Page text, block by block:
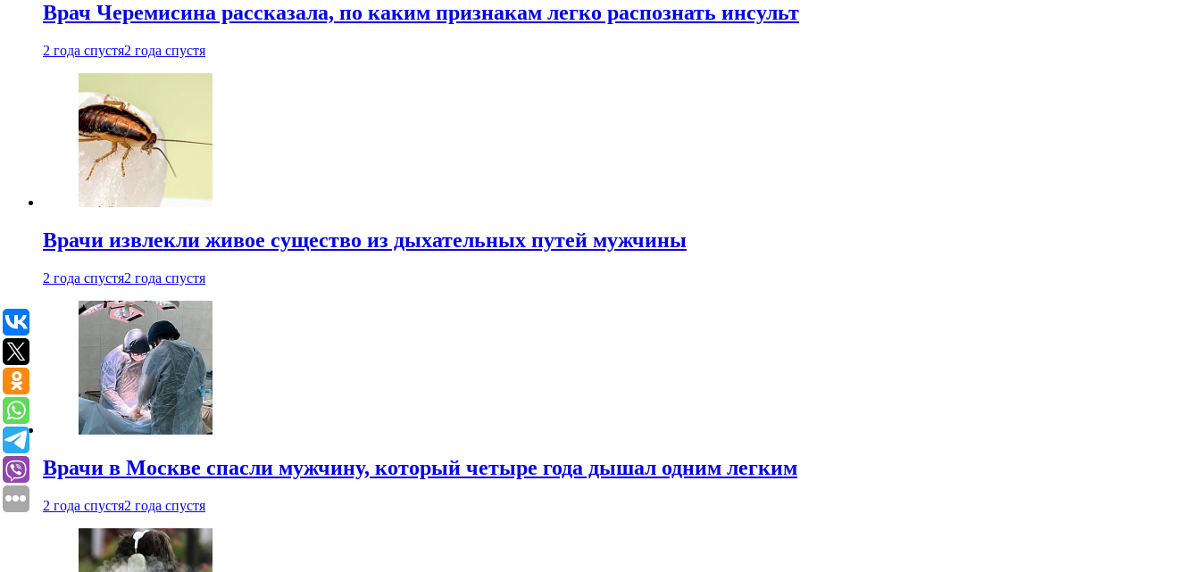
Врач Черемисина рассказала, по каким признакам легко распознать инсульт
2 года спустя2 года спустя
Врачи извлекли живое существо из дыхательных путей мужчины
2 года спустя2 года спустя
Врачи в Москве спасли мужчину, который четыре года дышал одним легким
2 года спустя2 года спустя